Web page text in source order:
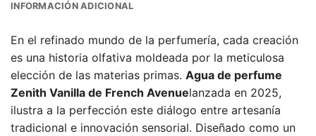
INFORMACIÓN ADICIONAL
En el refinado mundo de la perfumería, cada creación
es una historia olfativa moldeada por la meticulosa
elección de las materias primas. Agua de perfume
Zenith Vanilla de French Avenuelanzada en 2025,
ilustra a la perfección este diálogo entre artesanía
tradicional e innovación sensorial. Diseñado como un